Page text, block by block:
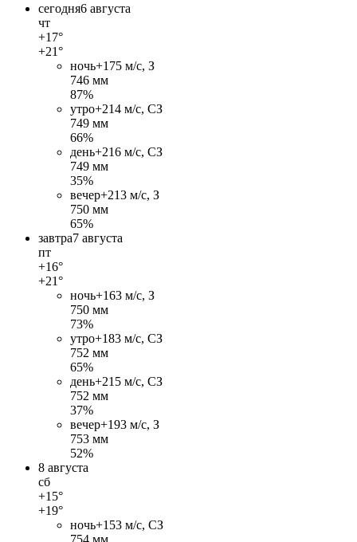
сегодня6 августа
чт
+17°
+21°
ночь+175 м/c, З
746 мм
87%
утро+214 м/c, СЗ
749 мм
66%
день+216 м/c, СЗ
749 мм
35%
вечер+213 м/c, З
750 мм
65%
завтра7 августа
пт
+16°
+21°
ночь+163 м/c, З
750 мм
73%
утро+183 м/c, СЗ
752 мм
65%
день+21 5 м/c, СЗ
752 мм
37%
вечер+193 м/c, З
753 мм
52%
8 августа
сб
+15°
+19°
ночь+153 м/c, СЗ
754 мм